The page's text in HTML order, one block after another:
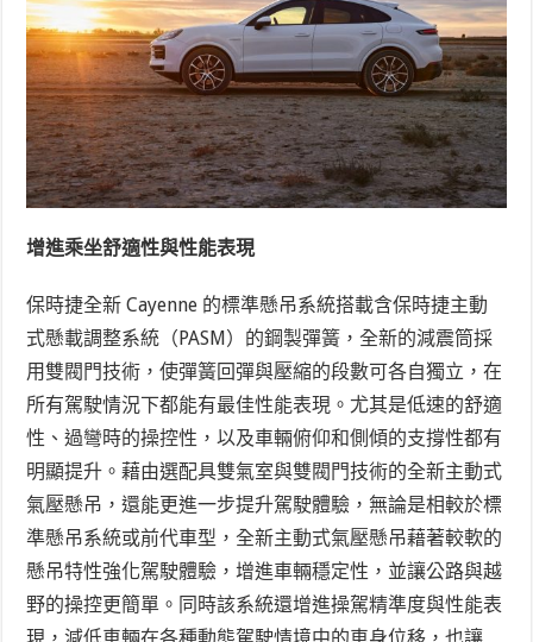
增進乘坐舒適性與性能表現
保時捷全新 Cayenne 的標準懸吊系統搭載含保時捷主動
式懸載調整系統（PASM）的鋼製彈簧，全新的減震筒採
用雙閥門技術，使彈簧回彈與壓縮的段數可各自獨立，在
所有駕駛情況下都能有最佳性能表現。尤其是低速的舒適
性、過彎時的操控性，以及車輛俯仰和側傾的支撐性都有
明顯提升。藉由選配具雙氣室與雙閥門技術的全新主動式
氣壓懸吊，還能更進一步提升駕駛體驗，無論是相較於標
準懸吊系統或前代車型，全新主動式氣壓懸吊藉著較軟的
懸吊特性強化駕駛體驗，增進車輛穩定性，並讓公路與越
野的操控更簡單。同時該系統還增進操駕精準度與性能表